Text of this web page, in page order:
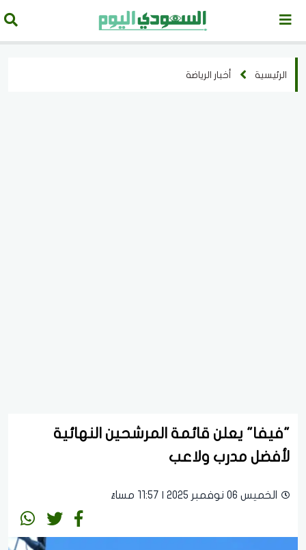
الرئيسية أخبار الرياضة
"فيفا" يعلن قائمة المرشحين النهائية
لأفضل مدرب ولاعب
الخميس 06 نوفمبر 2025 | 11:57 مساءً